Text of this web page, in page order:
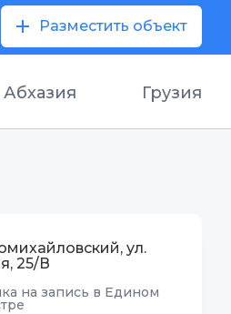
Разместить объект
Абхазия Грузия
ул.
25/В
на запись в Едином